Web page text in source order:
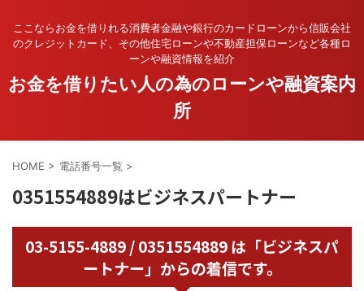
ここならお金を借りれる消費者金融や銀行のカードローンから信販会社
のクレジットカード、その他住宅ローンや不動産担保ローンなど各種ロ
ーンや融資情報を紹介
お金を借りたい人の為のローンや融資案内
所
HOME > 電話番号一覧 >
0351554889はビジネスパートナー
03-5155-4889 / 0351554889 は「ビジネスパ
ートナー」からの着信です。